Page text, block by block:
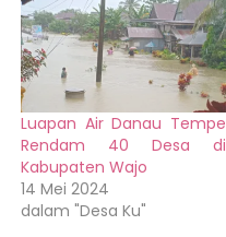
Luapan Air Danau Tempe
Rendam 40 Desa di
Kabupaten Wajo
14 Mei 2024
dalam "Desa Ku"